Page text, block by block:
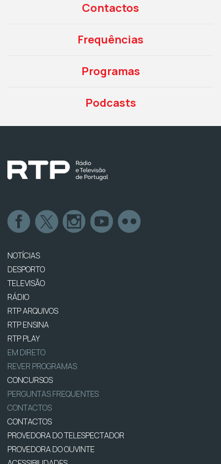
Contactos
Frequências
Programas
Podcasts
NOTÍCIAS
DESPORTO
TELEVISÃO
RÁDIO
RTP ARQUIVOS
RTP ENSINA
RTP PLAY
EM DIRETO
REVER PROGRAMAS
CONCURSOS
PERGUNTAS FREQUENTES
CONTACTOS
CONTACTOS
PROVEDORA DO TELESPECTADOR
PROVEDORA DO OUVINTE